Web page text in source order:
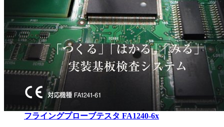
フライングプローブテスタ FA1240-6x